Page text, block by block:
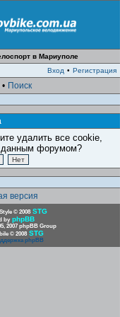
в Мариуполе
Вход • Регистрация
• Поиск
удалить все cookie,
данным форумом?
версия
© 2008 STG
by phpBB
2007 phpBB Group
© 2008 STG
phpBB